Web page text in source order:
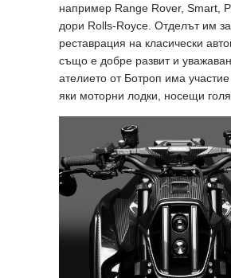
например Range Rover, Smart,
дори Rolls-Royce. Отделът им за
реставрация на класически
също е добре развит и
ателието от Ботроп има
яки моторни лодки, носещи